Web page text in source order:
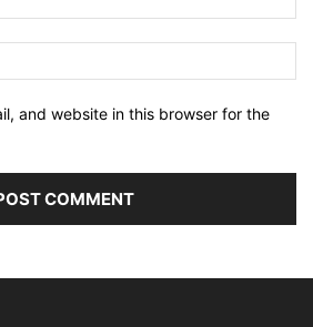
and website in this browser for the